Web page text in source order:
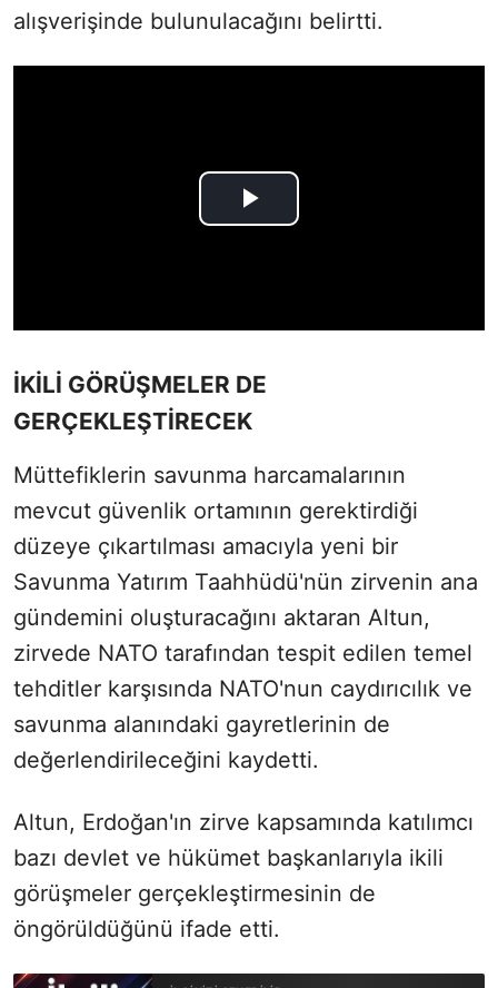
alışverişinde bulunulacağını belirtti.
İKİLİ GÖRÜŞMELER DE
GERÇEKLEŞTİRECEK
Müttefiklerin savunma harcamalarının
mevcut güvenlik ortamının gerektirdiği
düzeye çıkartılması amacıyla yeni bir
Savunma Yatırım Taahhüdü'nün zirvenin ana
gündemini oluşturacağını aktaran Altun,
zirvede NATO tarafından tespit edilen temel
tehditler karşısında NATO'nun caydırıcılık ve
savunma alanındaki gayretlerinin de
değerlendirileceğini kaydetti.
Altun, Erdoğan'ın zirve kapsamında katılımcı
bazı devlet ve hükümet başkanlarıyla ikili
görüşmeler gerçekleştirmesinin de
öngörüldüğünü ifade etti.